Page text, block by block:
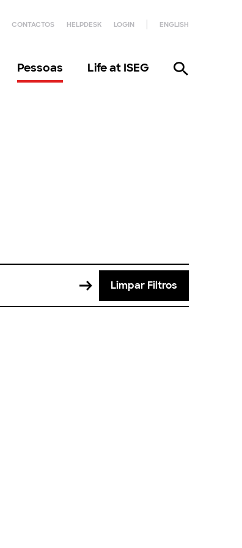
CONTACTOS HELPDESK LOGIN ENGLISH
Pessoas Life at ISEG
Limpar Filtros